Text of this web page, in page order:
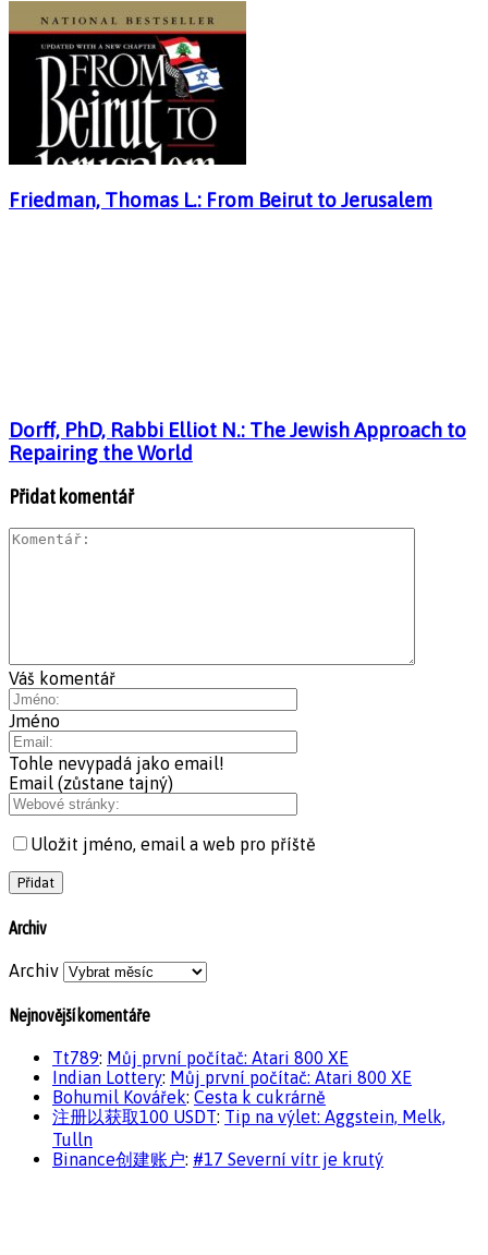
Friedman, Thomas L.: From Beirut to Jerusalem
Dorff, PhD, Rabbi Elliot N.: The Jewish Approach to
Repairing the World
Přidat komentář
Váš komentář
Jméno
Tohle nevypadá jako email!
Email (zůstane tajný)
Uložit jméno, email a web pro příště
Archiv
Archiv
Nejnovější komentáře
Tt789: Můj první počítač: Atari 800 XE
Indian Lottery: Můj první počítač: Atari 800 XE
Bohumil Kovářek: Cesta k cukrárně
注册以获取100 USDT: Tip na výlet: Aggstein, Melk,
Tulln
Binance创建账户: #17 Severní vítr je krutý